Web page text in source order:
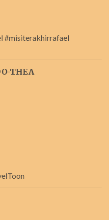
#misiterakhirrafael
THEA